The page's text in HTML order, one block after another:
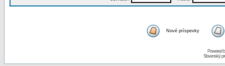
Nové príspevky
Powered
Slovenský